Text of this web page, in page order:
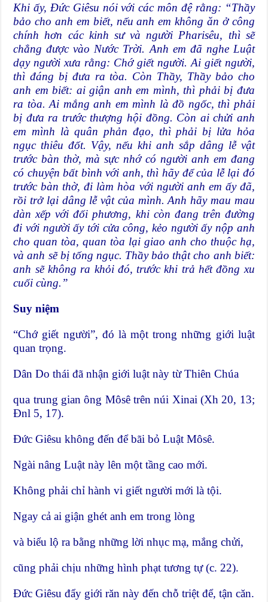
Khi ấy, Đức Giêsu nói với các môn đệ rằng: “Thầy
bảo cho anh em biết, nếu anh em không ăn ở công
chính hơn các kinh sư và người Pharisêu, thì sẽ
chẳng được vào Nước Trời. Anh em đã nghe Luật
dạy người xưa rằng: Chớ giết người. Ai giết người,
thì đáng bị đưa ra tòa. Còn Thầy, Thầy bảo cho
anh em biết: ai giận anh em mình, thì phải bị đưa
ra tòa. Ai mắng anh em mình là đồ ngốc, thì phải
bị đưa ra trước thượng hội đồng. Còn ai chửi anh
em mình là quân phản đạo, thì phải bị lửa hỏa
ngục thiêu đốt. Vậy, nếu khi anh sắp dâng lễ vật
trước bàn thờ, mà sực nhớ có người anh em đang
có chuyện bất bình với anh, thì hãy để của lễ lại đó
trước bàn thờ, đi làm hòa với người anh em ấy đã,
rồi trở lại dâng lễ vật của mình. Anh hãy mau mau
dàn xếp với đối phương, khi còn đang trên đường
đi với người ấy tới cửa công, kẻo người ấy nộp anh
cho quan tòa, quan tòa lại giao anh cho thuộc hạ,
và anh sẽ bị tống ngục. Thầy bảo thật cho anh biết:
anh sẽ không ra khỏi đó, trước khi trả hết đồng xu
cuối cùng.”
Suy niệm
“Chớ giết người”, đó là một trong những giới luật
quan trọng.
Dân Do thái đã nhận giới luật này từ Thiên Chúa
qua trung gian ông Môsê trên núi Xinai (Xh 20, 13;
Đnl 5, 17).
Đức Giêsu không đến để bãi bỏ Luật Môsê.
Ngài nâng Luật này lên một tầng cao mới.
Không phải chỉ hành vi giết người mới là tội.
Ngay cả ai giận ghét anh em trong lòng
và biểu lộ ra bằng những lời nhục mạ, mắng chửi,
cũng phải chịu những hình phạt tương tự (c. 22).
Đức Giêsu đẩy giới răn này đến chỗ triệt để, tận căn.